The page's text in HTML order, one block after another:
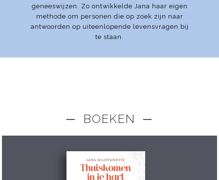
geneeswijzen. Zo ontwikkelde Jana haar eigen
methode om personen die op zoek zijn naar
antwoorden op uiteenlopende levensvragen bij
te staan.
─ BOEKEN ─